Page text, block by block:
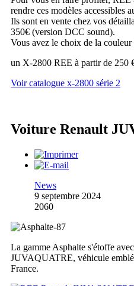
rendre ces modèles accessibles
Ils sont en vente chez vos
350€ (version DCC sound).
Vous avez le choix de la couleur
un X-2800 REE à partir de 250
Voir catalogue x-2800 série 2
Voiture Renault
News
9 septembre 2024
2060
La gamme Asphalte s'étoffe
JUVAQUATRE, véhicule
France.